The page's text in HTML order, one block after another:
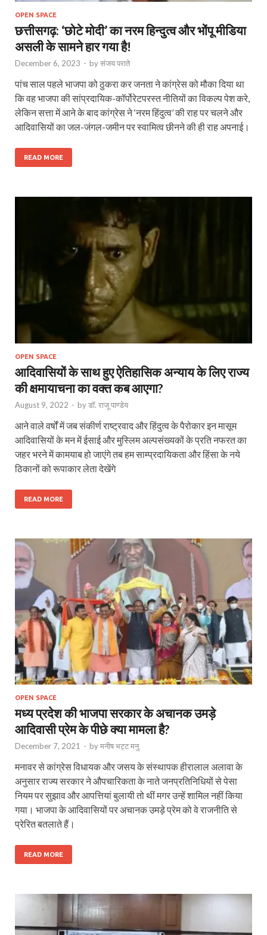
OPEN SPACE
छत्तीसगढ़: ‘छोटे मोदी’ का नरम हिन्दुत्व और भोंपू मीडिया
असली के सामने हार गया है!
December 6, 2023 - byसंजय पराते
पांच साल पहले भाजपा को ठुकरा कर जनता ने कांग्रेस को मौका दिया था
कि वह भाजपा की सांप्रदायिक-कॉर्पोरेटपरस्त नीतियों का विकल्प पेश करे,
लेकिन सत्ता में आने के बाद कांग्रेस ने ‘नरम हिंदुत्व’ की राह पर चलने और
आदिवासियों का जल-जंगल-जमीन पर स्वामित्व छीनने की ही राह अपनाई।
READ MORE
OPEN SPACE
आदिवासियों के साथ हुए ऐतिहासिक अन्याय के लिए राज्य
की क्षमायाचना का वक्त कब आएगा?
August 9, 2022 - byडॉ. राजू पाण्डेय
आने वाले वर्षों में जब संकीर्ण राष्ट्रवाद और हिंदुत्व के पैरोकार इन मासूम
आदिवासियों के मन में ईसाई और मुस्लिम अल्पसंख्यकों के प्रति नफरत का
जहर भरने में कामयाब हो जाएंगे तब हम साम्प्रदायिकता और हिंसा के नये
ठिकानों को रूपाकार लेता देखेंगे
READ MORE
OPEN SPACE
मध्य प्रदेश की भाजपा सरकार के अचानक उमड़े
आदिवासी प्रेम के पीछे क्या मामला है?
December 7, 2021 - byमनीष भट्ट मनु
मनावर से कांग्रेस विधायक और जसय के संस्थापक हीरालाल अलावा के
अनुसार राज्य सरकार ने औपचारिकता के नाते जनप्रतिनिधियों से पेसा
नियम पर सुझाव और आपत्तियां बुलायी तो थीं मगर उन्हें शामिल नहीं किया
गया। भाजपा के आदिवासियों पर अचानक उमड़े प्रेम को वे राजनीति से
प्रेरित बतलाते हैं।
READ MORE